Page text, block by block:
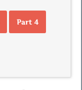
Part 4